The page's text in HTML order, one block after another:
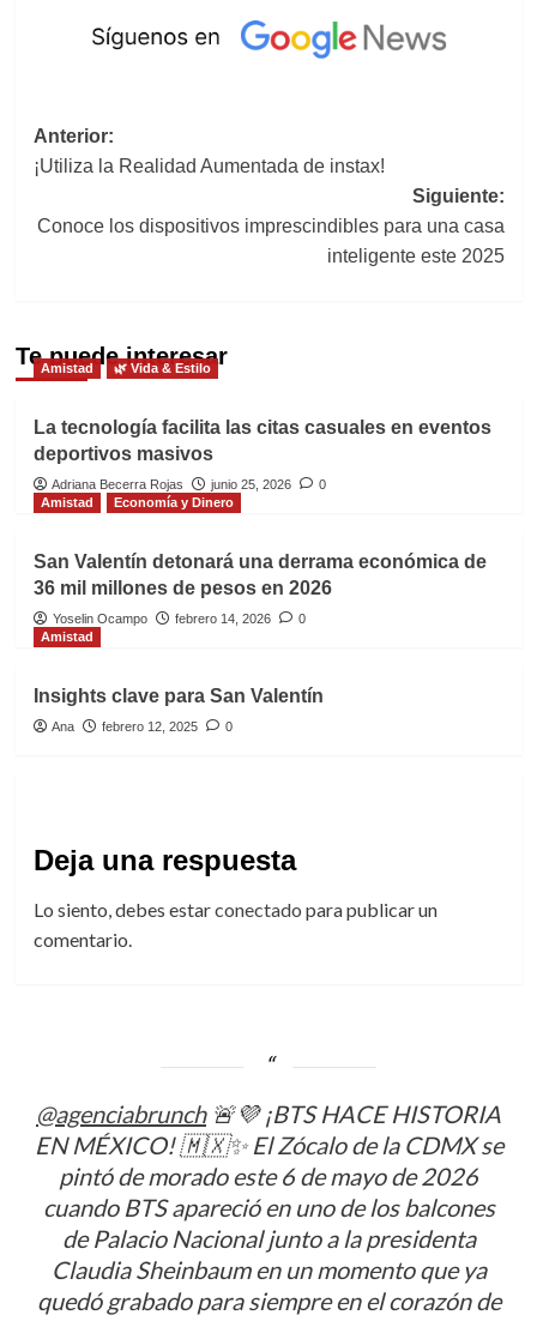
Navegación
de
entradas
Anterior:
¡Utiliza la Realidad Aumentada de instax!
Siguiente:
Conoce los dispositivos imprescindibles para una casa
inteligente este 2025
Te puede interesar
Amistad 🌿 Vida & Estilo
La tecnología facilita las citas casuales en eventos
deportivos masivos
Adriana Becerra Rojas junio 25, 2026
0
Amistad
Economía y Dinero
San Valentín detonará una derrama económica de
36 mil millones de pesos en 2026
Yoselin Ocampo febrero 14, 2026
0
Amistad
Insights clave para San Valentín
Ana febrero 12, 2025 0
Deja una respuesta
Lo siento, debes estarconectado para publicar un
comentario.
@agenciabrunch🚨💜 ¡BTS HACE HISTORIA
EN MÉXICO! 🇲🇽✨ El Zócalo de la CDMX se
pintó de morado este 6 de mayo de 2026
cuando BTS apareció en uno de los balcones
de Palacio Nacional junto a la presidenta
Claudia Sheinbaum en un momento que ya
quedó grabado para siempre en el corazón de